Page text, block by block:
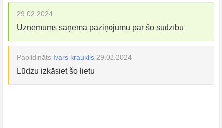
29.02.2024
Uzņēmums saņēma paziņojumu par šo sūdzību
Papildināts Ivars krauklis 29.02.2024
Lūdzu izkāsiet šo lietu